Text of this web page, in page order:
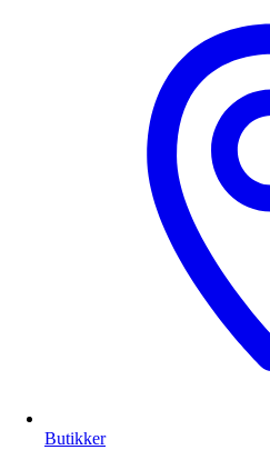
Butikker